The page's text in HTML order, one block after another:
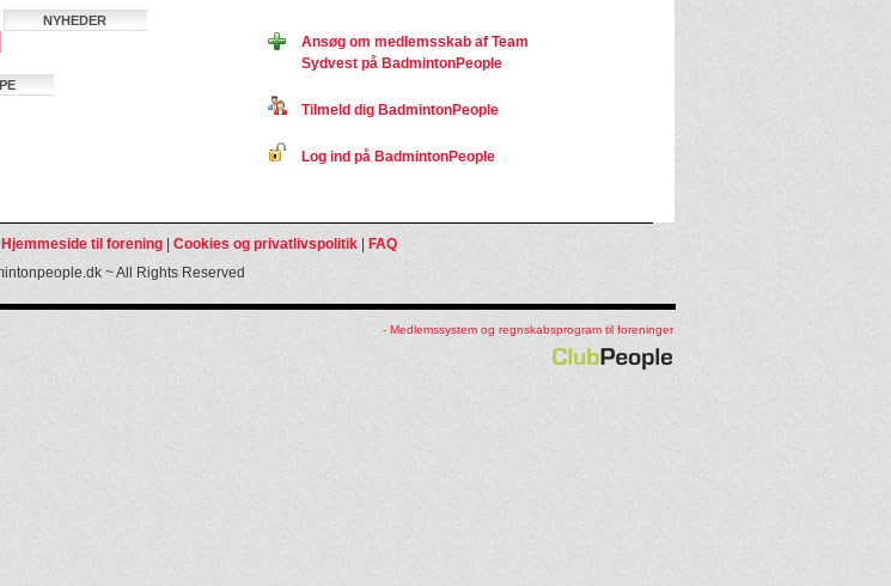
NYHEDER
Ansøg om medlemsskab af Team
Sydvest på BadmintonPeople
Tilmeld dig BadmintonPeople
Log ind på BadmintonPeople
Hjemmeside til forening Cookies og privatlivspolitik
FAQ
~ All Rights Reserved
- Medlemssystem og regnskabsprogram til foreninger